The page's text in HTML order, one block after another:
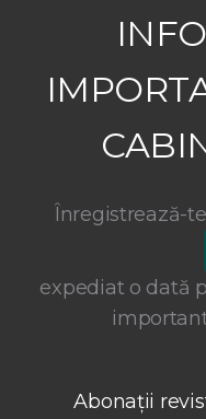
Înregistrează-
expediat o dată
Abonații